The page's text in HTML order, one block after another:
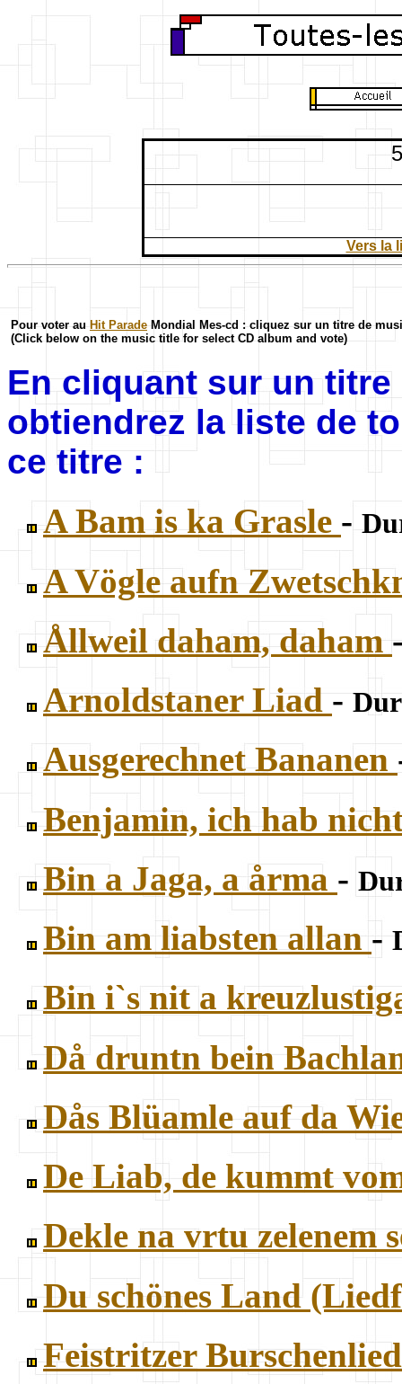
Vers la
Pour voter au Hit Parade Mondial Mes-cd : cliquez sur un titre de
(Click below on the music title for select CD album and vote)
En cliquant sur un
obtiendrez la liste de
ce titre :
A Bam is ka Grasle -
A Vögle aufn
Ållweil daham, daham
Arnoldstaner Liad -
Ausgerechnet Bananen
Benjamin, ich hab
Bin a Jaga, a årma -
Bin am liabsten allan -
Bin i`s nit a
Då druntn bein
Dås Blüamle auf da
De Liab, de kummt
Dekle na vrtu zelenem
Du schönes Land
Feistritzer